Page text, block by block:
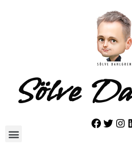
Sölve